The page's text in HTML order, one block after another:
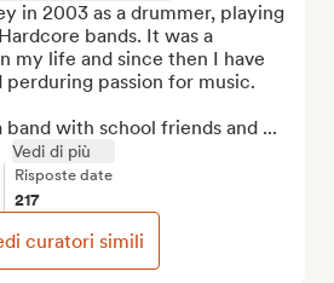
in 2003 as a drummer, playing
bands. It was a
my life and since then I have
perduring passion for music.
with school friends and ...
Vedi di più
Risposte date
217
curatori simili